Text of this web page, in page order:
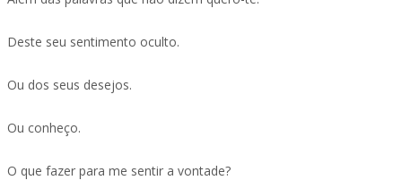
Deste seu sentimento oculto.
Ou dos seus desejos.
Ou conheço.
O que fazer para me sentir a vontade?